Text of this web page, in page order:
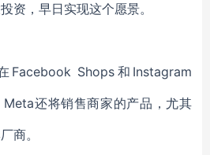
资，早日实现这个愿景。
Facebook Shops和Instagram
还将销售商家的产品，尤其
商。